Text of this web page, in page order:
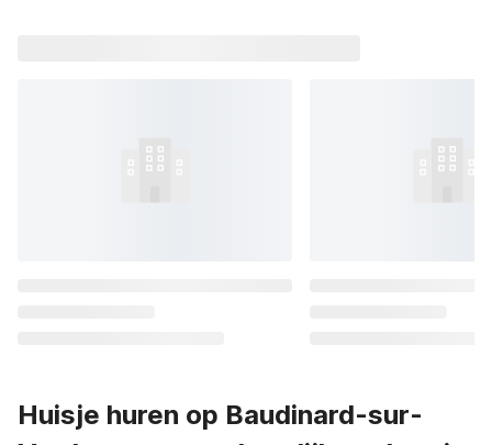
Huisje huren op Baudinard-sur-